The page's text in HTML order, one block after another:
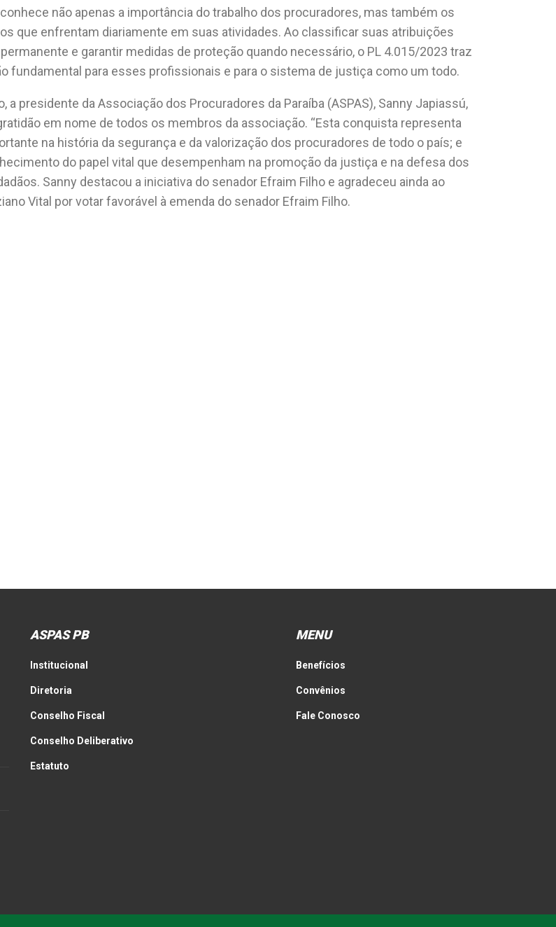
não apenas a importância do trabalho dos procuradores, mas também os
que enfrentam diariamente em suas atividades. Ao classificar suas atribuições
e garantir medidas de proteção quando necessário, o PL 4.015/2023 traz
fundamental para esses profissionais e para o sistema de justiça como um todo.
a presidente da Associação dos Procuradores da Paraíba (ASPAS), Sanny Japiassú,
em nome de todos os membros da associação. “Esta conquista representa
na história da segurança e da valorização dos procuradores de todo o país; e
do papel vital que desempenham na promoção da justiça e na defesa dos
Sanny destacou a iniciativa do senador Efraim Filho e agradeceu ainda ao
Vital por votar favorável à emenda do senador Efraim Filho.
ASPAS PB
Institucional
Diretoria
Conselho Fiscal
Conselho Deliberativo
Estatuto
MENU
Benefícios
Convênios
Fale Conosco